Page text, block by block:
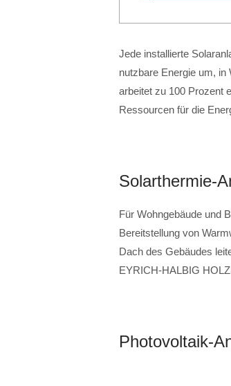
Jede installierte
nutzbare Energie um,
arbeitet zu 100 Prozent
Ressourcen für die
Solarthermie-
Für Wohngebäude und
Bereitstellung von
Dach des Gebäudes
EYRICH-HALBIG
Photovoltaik-